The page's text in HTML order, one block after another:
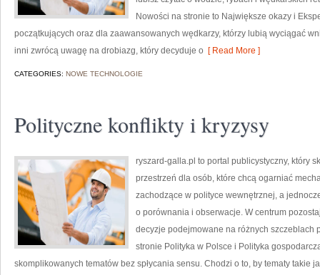
Nowości na stronie to Największe okazy i
początkujących oraz dla zaawansowanych wędkarzy, którzy lubią wyciągać
inni zwrócą uwagę na drobiazg, który decyduje o [ Read More ]
CATEGORIES: NOWE TECHNOLOGIE
Polityczne konflikty i kryzysy
ryszard-galla.pl to portal publicystyczny, który
przestrzeń dla osób, które chcą ogarniać
zachodzące w polityce wewnętrznej, a
o porównania i obserwacje. W centrum
decyzje podejmowane na różnych szczeblach
stronie Polityka w Polsce i Polityka
skomplikowanych tematów bez spłycania sensu. Chodzi o to, by tematy takie